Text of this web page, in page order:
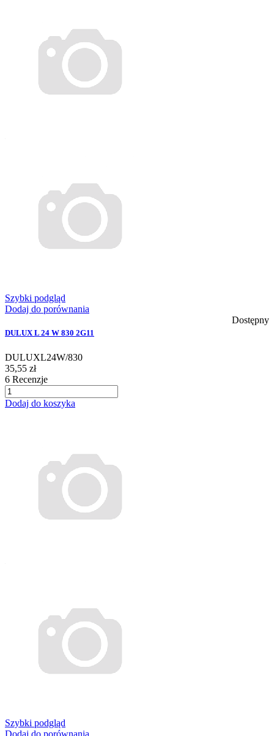
Szybki podgląd
Dodaj do porównania
Dostępny
DULUX L 24 W 830 2G11
DULUXL24W/830
35,55 zł
6 Recenzje
Dodaj do koszyka
Szybki podgląd
Dodaj do porównania